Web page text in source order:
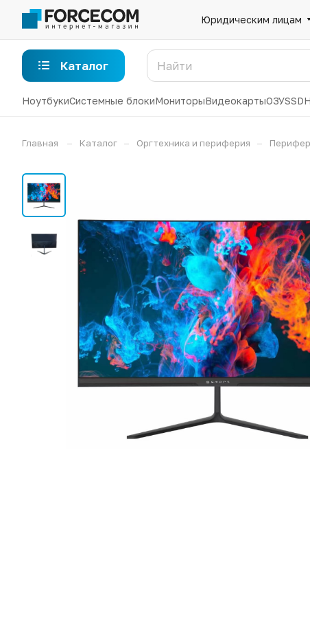
Юридическим лицам
Каталог
НоутбукиСистемные блокиМониторыВидеокартыОЗУSSD
Главная – Каталог – Оргтехника и периферия –